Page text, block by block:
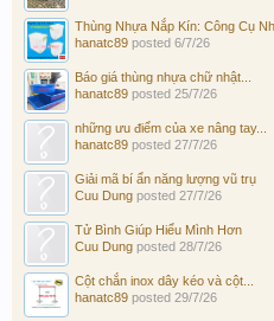
Thùng Nhựa Nắp Kín: Công Cụ
hanatc89 posted 6/7/26
Báo giá thùng nhựa chữ nhật...
hanatc89 posted 25/7/26
những ưu điểm của xe nâng tay...
hanatc89 posted 27/7/26
Giải mã bí ẩn năng lượng vũ trụ
Cuu Dung posted 27/7/26
Tử Bình Giúp Hiểu Mình Hơn
Cuu Dung posted 28/7/26
Cột chắn inox dây kéo và cột...
hanatc89 posted 29/7/26